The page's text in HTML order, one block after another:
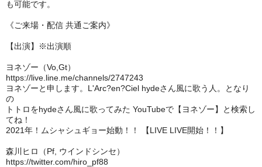
も可能です。
《ご来場・配信 共通ご案内》
【出演】※出演順
ヨネゾー（Vo,Gt）
https://live.line.me/channels/2747243
ヨネゾーと申します。L'Arc?en?Ciel hydeさん風に歌う人。となり
の
トトロをhydeさん風に歌ってみた YouTubeで【ヨネゾー】と検索し
てね！
2021年！ムシャシュギョー始動！！ 【LIVE LIVE開始！！】
森川ヒロ（Pf, ウインドシンセ）
https://twitter.com/hiro_pf88